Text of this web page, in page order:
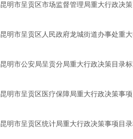
昆明市呈贡区市场监督管理局重大行政决策
昆明市呈贡区人民政府龙城街道办事处重
昆明市公安局呈贡分局重大行政决策目录标
昆明市呈贡区医疗保障局重大行政决策事项
昆明市呈贡区统计局重大行政决策事项目录